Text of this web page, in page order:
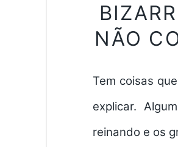
NÃO
Tem coisas
explicar.
reinando e os